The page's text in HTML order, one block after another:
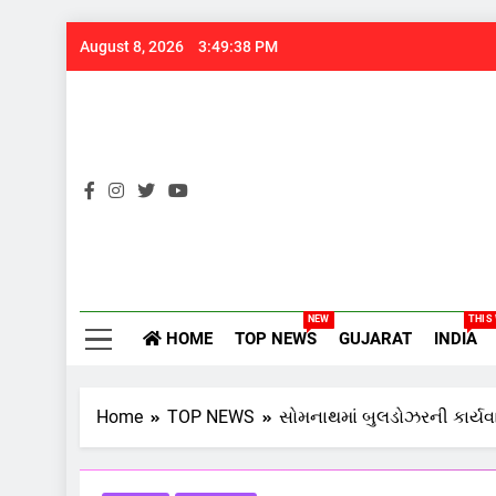
August 8, 2026 3:49:39 PM
HOME TOP NEWS
NEW
GUJARAT INDIA
THIS
Home TOP NEWS સોમનાથમાં બુલડોઝરની